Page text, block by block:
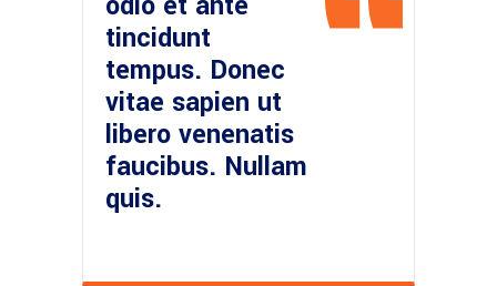
tincidunt
tempus. Donec
vitae sapien ut
libero venenatis
faucibus. Nullam
quis.